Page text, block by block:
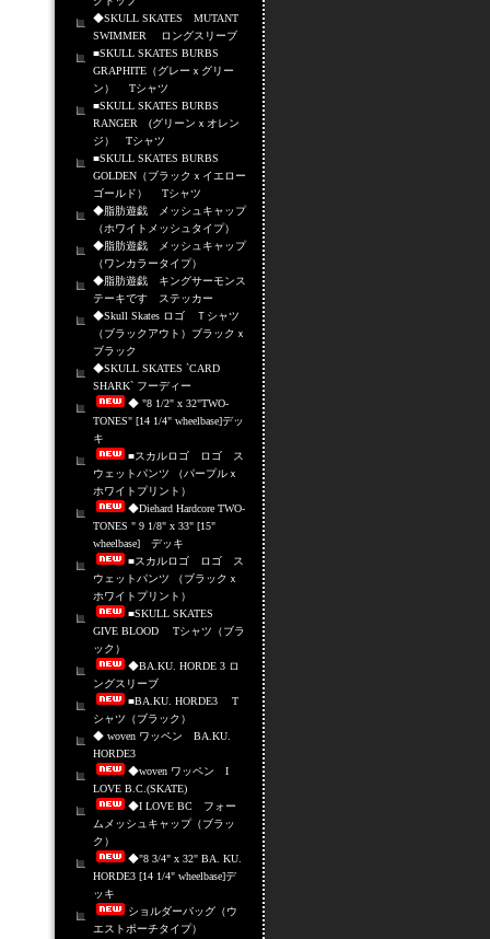
◆SKULL SKATES MUTANT
SWIMMER ロングスリーブ
■SKULL SKATES BURBS
GRAPHITE（グレーｘグリー
ン） Tシャツ
■SKULL SKATES BURBS
RANGER (グリーンｘオレン
ジ） Tシャツ
■SKULL SKATES BURBS
GOLDEN（ブラックｘイエロー
ゴールド） Tシャツ
◆脂肪遊戯 メッシュキャップ
（ホワイトメッシュタイプ）
◆脂肪遊戯 メッシュキャップ
（ワンカラータイプ）
◆脂肪遊戯 キングサーモンス
テーキです ステッカー
◆Skull Skates ロゴ Ｔシャツ
（ブラックアウト）ブラックｘ
ブラック
◆SKULL SKATES `CARD
SHARK` フーディー
◆ "8 1/2" x 32"TWO-
TONES" [14 1/4" wheelbase]デッ
キ
■スカルロゴ ロゴ ス
ウェットパンツ （パープルｘ
ホワイトプリント）
◆Diehard Hardcore TWO-
TONES " 9 1/8" x 33" [15"
wheelbase] デッキ
■スカルロゴ ロゴ ス
ウェットパンツ （ブラックｘ
ホワイトプリント）
■SKULL SKATES
GIVE BLOOD Tシャツ（ブラ
ック）
◆BA.KU. HORDE 3 ロ
ングスリーブ
■BA.KU. HORDE3 T
シャツ（ブラック）
◆ woven ワッペン BA.KU.
HORDE3
◆woven ワッペン I
LOVE B.C.(SKATE)
◆I LOVE BC フォー
ムメッシュキャップ（ブラッ
ク）
◆"8 3/4" x 32" BA. KU.
HORDE3 [14 1/4" wheelbase]デ
ッキ
ショルダーバッグ（ウ
エストポーチタイプ）